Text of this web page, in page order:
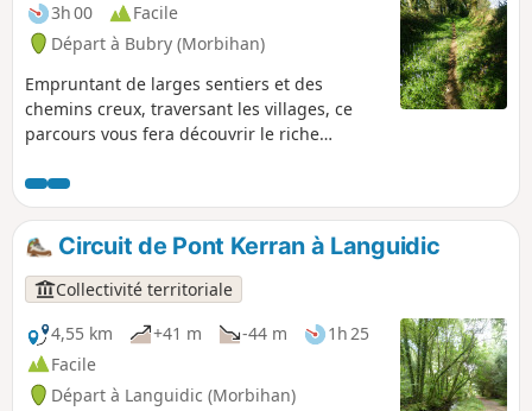
3h 00
Facile
Départ à Bubry (Morbihan)
Empruntant de larges sentiers et des
chemins creux, traversant les villages, ce
parcours vous fera découvrir le riche
traditionnelles, puits, fours à pain... Une
balade dans un écrin de verdure avec de
magnifiques points de vue sur la vallée
encaissée de la Sarre.
Circuit de Pont Kerran à Languidic
Collectivité territoriale
4,55 km
+41 m -44 m
1h 25
Facile
Départ à Languidic (Morbihan)